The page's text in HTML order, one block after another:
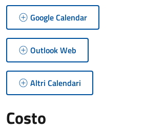
Google Calendar
Outlook Web
Altri Calendari
Costo